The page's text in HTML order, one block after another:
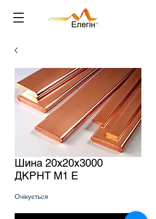
Шина 20х20х3000
ДКРНТ М1 Е
Очікується